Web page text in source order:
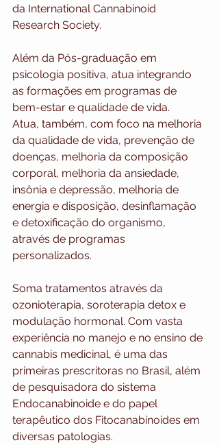
da International Cannabinoid
Research Society.
Além da Pós-graduação em
psicologia positiva, atua integrando
as formações em programas de
bem-estar e qualidade de vida.
Atua, também, com foco na melhoria
da qualidade de vida, prevenção de
doenças, melhoria da composição
corporal, melhoria da ansiedade,
insônia e depressão, melhoria de
energia e disposição, desinflamação
e detoxificação do organismo,
através de programas
personalizados.
Soma tratamentos através da
ozonioterapia, soroterapia detox e
modulação hormonal. Com vasta
experiência no manejo e no ensino de
cannabis medicinal, é uma das
primeiras prescritoras no Brasil, além
de pesquisadora do sistema
Endocanabinoide e do papel
terapêutico dos Fitocanabinoides em
diversas patologias.